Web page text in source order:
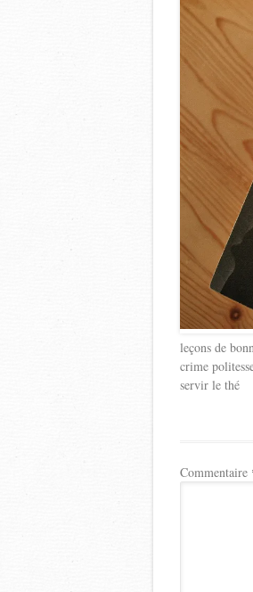
leçons de
crime
servir le thé
Commentaire